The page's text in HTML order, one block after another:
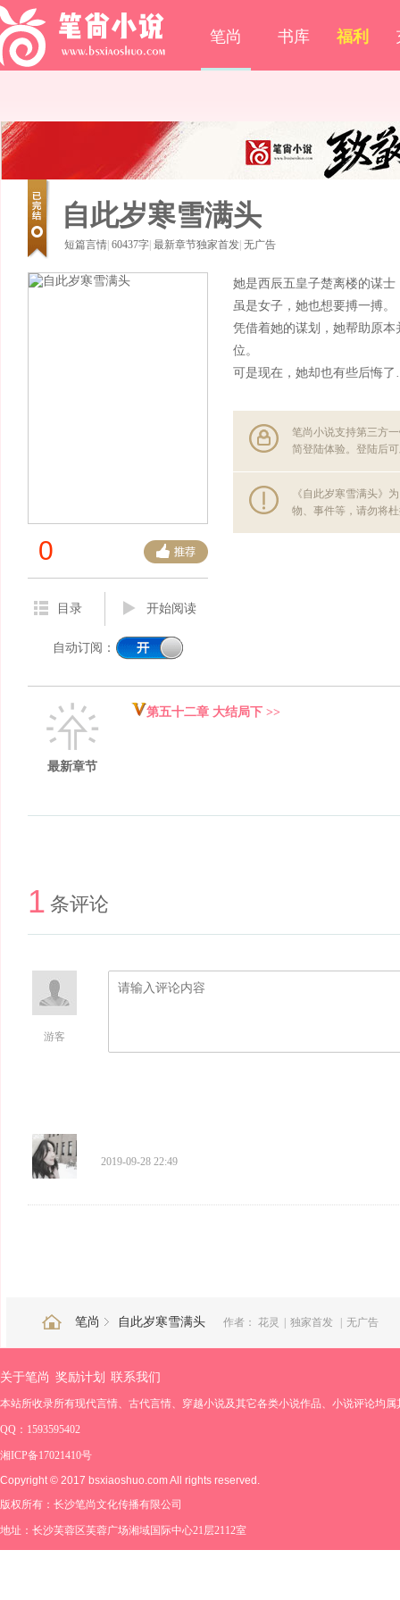
笔尚 书库 福利
自此岁寒雪满头
短篇言情 60437字 最新章节独家首发 无广告
0
目录 开始阅读
自动订阅：
她是西辰五皇子楚离楼的谋士
虽是女子，她也想要搏一搏。
凭借着她的谋划，她帮助原
位。
可是现在，她却也有些后悔
笔尚小说支持第三方
简登陆体验。登陆后
《自此岁寒雪满头》
物、事件等，请勿将
最新章节
第五十二章 大结局下 >>
1 条评论
游客
2019-09-28 22:49
笔尚 自此岁寒雪满头 作者： 花灵 | 独家首发 | 无广告
关于笔尚 奖励计划 联系我们
本站所收录所有现代言情、古代言情、穿越小说及其它各类小说作品、小说评论均
QQ：1593595402
湘ICP备17021410号
Copyright © 2017 bsxiaoshuo.com All rights reserved.
版权所有：长沙笔尚文化传播有限公司
地址：长沙芙蓉区芙蓉广场湘域国际中心21层2112室